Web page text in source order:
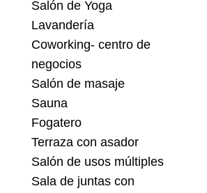
Salón de Yoga
Lavandería
Coworking- centro de
negocios
Salón de masaje
Sauna
Fogatero
Terraza con asador
Salón de usos múltiples
Sala de juntas con